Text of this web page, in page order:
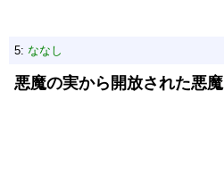
5: ななし
悪魔の実から開放された悪魔